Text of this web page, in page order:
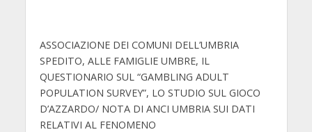
ASSOCIAZIONE DEI COMUNI DELL’UMBRIA
SPEDITO, ALLE FAMIGLIE UMBRE, IL
QUESTIONARIO SUL “GAMBLING ADULT
POPULATION SURVEY”, LO STUDIO SUL GIOCO
D’AZZARDO/ NOTA DI ANCI UMBRIA SUI DATI
RELATIVI AL FENOMENO